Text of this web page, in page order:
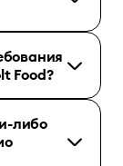
Food?
либо